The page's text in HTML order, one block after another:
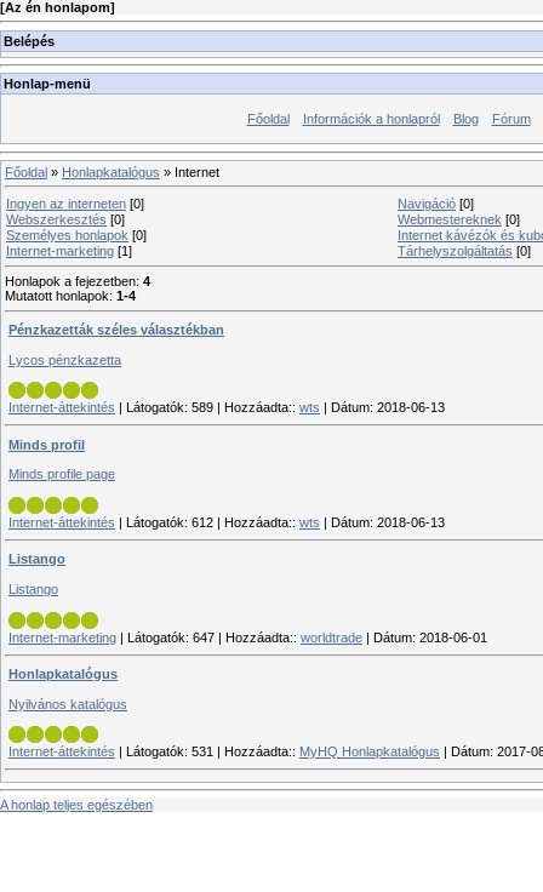
[Az én honlapom]
Belépés
Honlap-menü
Főoldal Információk a honlapról Blog Fórum
Főoldal » Honlapkatalógus » Internet
Ingyen az interneten [0] Navigáció [0]
Webszerkesztés [0] Webmestereknek [0]
Személyes honlapok [0]
Internet kávézók és
Internet-marketing [1] Tárhelyszolgáltatás [0]
Honlapok a fejezetben: 4
Mutatott honlapok: 1-4
Pénzkazetták széles választékban
Lycos pénzkazetta
Internet-áttekintés Látogatók: 589 Hozzáadta:: wts Dátum: 2018-06-13
Minds profil
Minds profile page
Internet-áttekintés | Látogatók: 612 | Hozzáadta:: wts | Dátum: 2018-06-13
Listango
Listango
Internet-marketing | Látogatók: 647 | Hozzáadta:: worldtrade | Dátum: 2018-06-01
Honlapkatalógus
Nyilvános katalógus
Internet-áttekintés Látogatók: 531 Hozzáadta:: MyHQ Honlapkatalógus Dátum: 2017-
A honlap teljes egészében